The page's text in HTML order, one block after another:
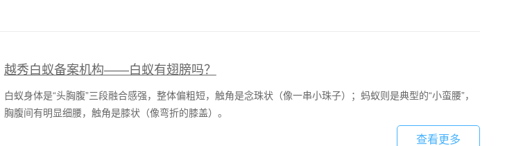
越秀白蚁备案机构——白蚁有翅膀吗？
白蚁身体是“头胸腹”三段融合感强，整体偏粗短，触角是念珠状（像一串小珠子）；蚂蚁则是典型的“小蛮腰”，
胸腹间有明显细腰，触角是膝状（像弯折的膝盖）。
查看更多